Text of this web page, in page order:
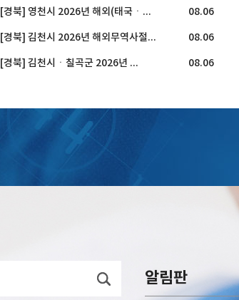
[경북] 영천시 2026년 해외(태국ㆍ... 08.06
[경북] 김천시 2026년 해외무역사절... 08.06
[경북] 김천시ㆍ칠곡군 2026년 ... 08.06
알림판